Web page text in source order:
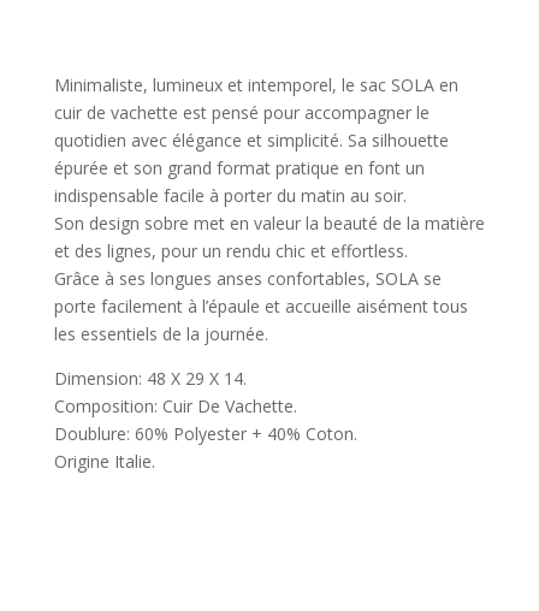
Minimaliste, lumineux et intemporel, le sac SOLA en
cuir de vachette est pensé pour accompagner le
quotidien avec élégance et simplicité. Sa silhouette
épurée et son grand format pratique en font un
indispensable facile à porter du matin au soir.
Son design sobre met en valeur la beauté de la matière
et des lignes, pour un rendu chic et effortless.
Grâce à ses longues anses confortables, SOLA se
porte facilement à l’épaule et accueille aisément tous
les essentiels de la journée.
Dimension: 48 X 29 X 14.
Composition: Cuir De Vachette.
Doublure: 60% Polyester + 40% Coton.
Origine Italie.